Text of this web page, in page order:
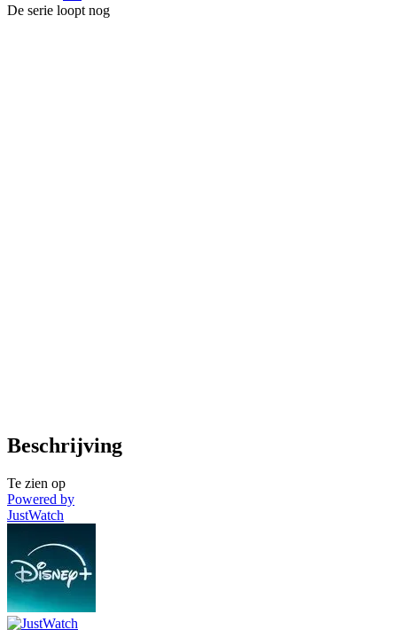
De serie loopt nog
Beschrijving
Te zien op
Powered by
JustWatch